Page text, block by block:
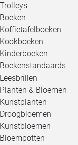
Trolleys
Boeken
Koffietafelboeken
Kookboeken
Kinderboeken
Boekenstandaards
Leesbrillen
Planten & Bloemen
Kunstplanten
Droogbloemen
Kunstbloemen
Bloempotten